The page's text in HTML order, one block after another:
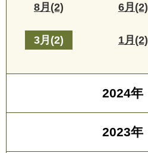
8月(2) 6月(2)
3月(2) 1月(2)
2024年
2023年